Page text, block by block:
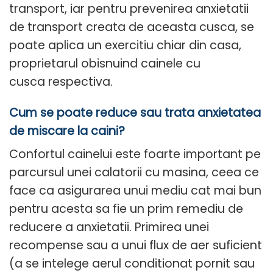
transport, iar pentru prevenirea anxietatii
de transport creata de aceasta cusca, se
poate aplica un exercitiu chiar din casa,
proprietarul obisnuind cainele cu
cusca respectiva.
Cum se poate reduce sau trata anxietatea
de miscare la caini?
Confortul cainelui este foarte important pe
parcursul unei calatorii cu masina, ceea ce
face ca asigurarea unui mediu cat mai bun
pentru acesta sa fie un prim remediu de
reducere a anxietatii. Primirea unei
recompense sau a unui flux de aer suficient
(a se intelege aerul conditionat pornit sau